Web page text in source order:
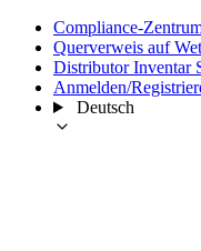
Compliance-
Querverweis auf
Distributor Inventar
Anmelden/
Deutsch